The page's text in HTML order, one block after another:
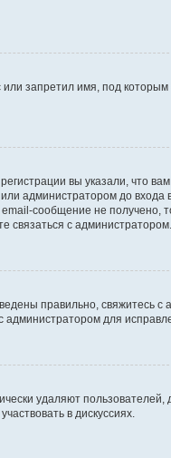
запретил имя, под
вы указали, что
администратором до входа
сообщение не получено,
связаться с администратором.
правильно, свяжитесь с
для
удаляют пользователей,
в дискуссиях.